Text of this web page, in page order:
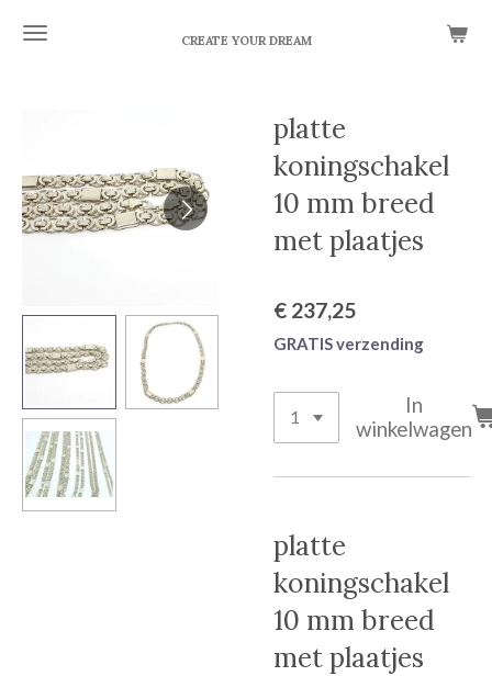
Ga
CREATE YOUR DREAM
platte
koningschakel
10 mm breed
met plaatjes
€ 237,25
GRATIS verzending
In
winkelwagen
platte
koningschakel
10 mm breed
met plaatjes